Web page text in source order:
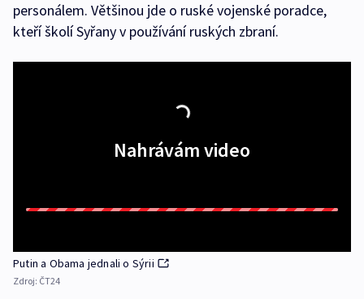
personálem. Většinou jde o ruské vojenské poradce,
kteří školí Syřany v používání ruských zbraní.
Nahrávám video
Putin a Obama jednali o Sýrii
Zdroj: ČT24